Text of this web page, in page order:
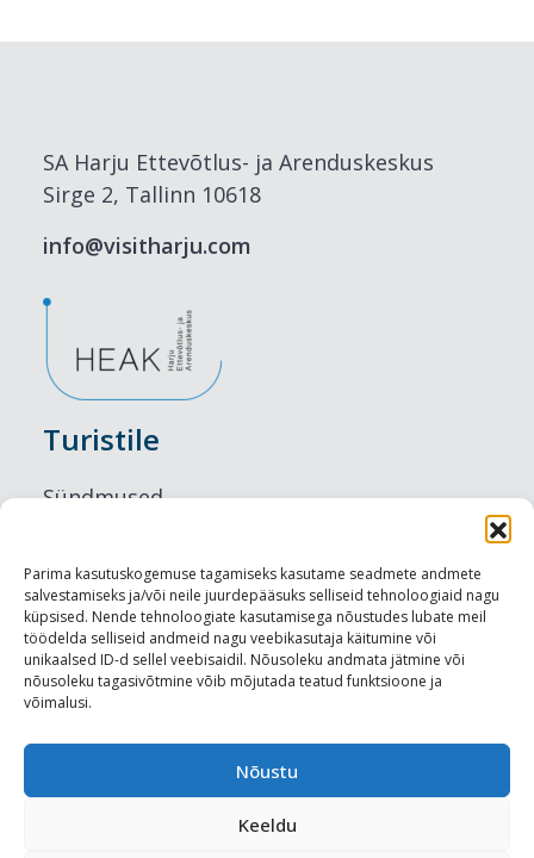
Parima kasutuskogemuse tagamiseks kasutame seadmete andmete
salvestamiseks ja/või neile juurdepääsuks selliseid tehnoloogiaid nagu
küpsised. Nende tehnoloogiate kasutamisega nõustudes lubate meil
töödelda selliseid andmeid nagu veebikasutaja käitumine või
unikaalsed ID-d sellel veebisaidil. Nõusoleku andmata jätmine või
nõusoleku tagasivõtmine võib mõjutada teatud funktsioone ja
võimalusi.
Nõustu
Keeldu
SA Harju Ettevõtlus- ja Arenduskeskus
Sirge 2, Tallinn 10618
info@visitharju.com
Turistile
Sündmused
Maitseelamused
Vaatamisväärsused
Visit Tallinn
Turismiprofessionaalile
Harju-, Rapla- ja Läänemaa DMO